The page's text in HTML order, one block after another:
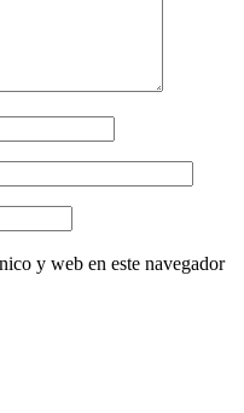
y web en este navegador